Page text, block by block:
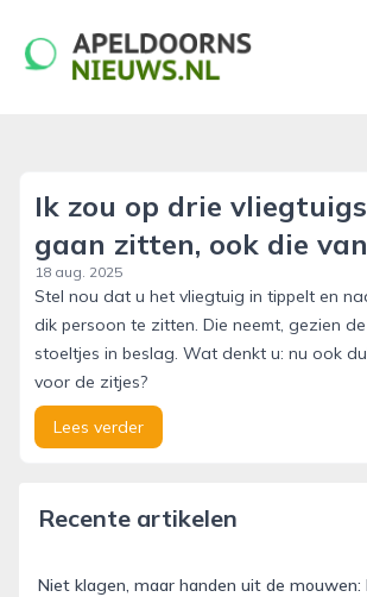
apeldoornsnieuws.nl
Ik zou op drie
gaan zitten, ook die
18 aug. 2025
Stel nou dat u het vliegtuig in tippelt en
dik persoon te zitten. Die neemt, gezien
stoeltjes in beslag. Wat denkt u: nu ook
voor de zitjes?
Lees verder
Recente artikelen
Niet klagen, maar handen uit de mouwen: